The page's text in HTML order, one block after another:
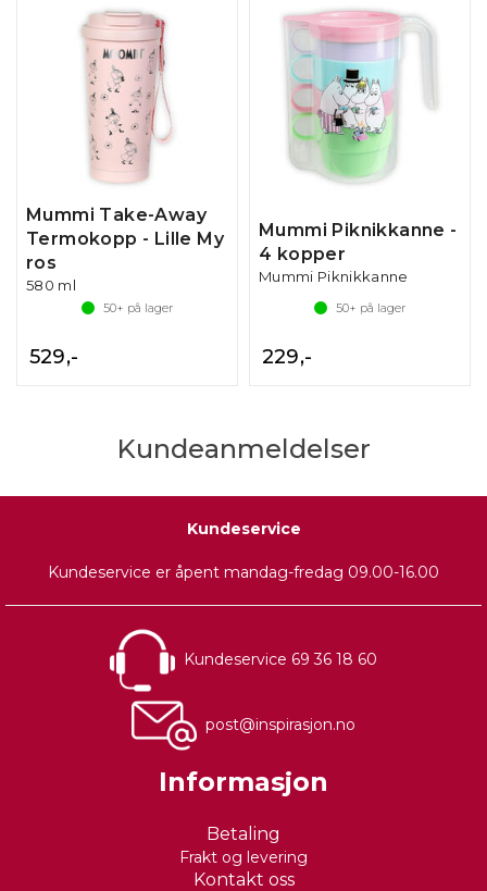
Mummi Take-Away
Termokopp - Lille My
ros
580 ml
50+ på lager
529,-
Mummi Piknikkanne -
4 kopper
Mummi Piknikkanne
50+ på lager
229,-
Kundeanmeldelser
Kundeservice
Kundeservice er åpent mandag-fredag 09.00-16.00
Kundeservice 69 36 18 60
post@inspirasjon.no
Informasjon
Betaling
Frakt og levering
Kontakt oss